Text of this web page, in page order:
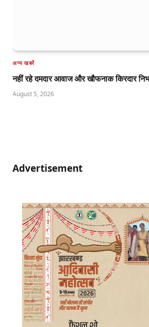
अन्य खबरें
नहीं रहे दमदार आवाज और खौफनाक किरदार
August 5, 2026
Advertisement